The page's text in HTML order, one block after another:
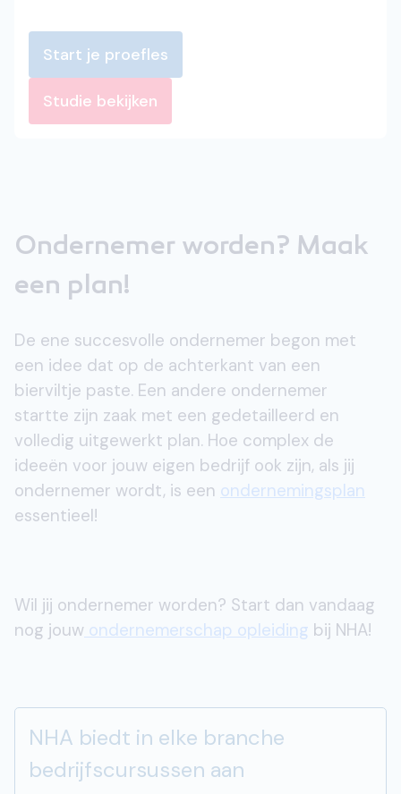
Start je proefles
Studie bekijken
Ondernemer worden? Maak
een plan!
De ene succesvolle ondernemer begon met
een idee dat op de achterkant van een
bierviltje paste. Een andere ondernemer
startte zijn zaak met een gedetailleerd en
volledig uitgewerkt plan. Hoe complex de
ideeën voor jouw eigen bedrijf ook zijn, als jij
ondernemer wordt, is een ondernemingsplan
essentieel!
Wil jij ondernemer worden? Start dan vandaag
nog jouw ondernemerschap opleiding bij NHA!
NHA biedt in elke branche
bedrijfscursussen aan